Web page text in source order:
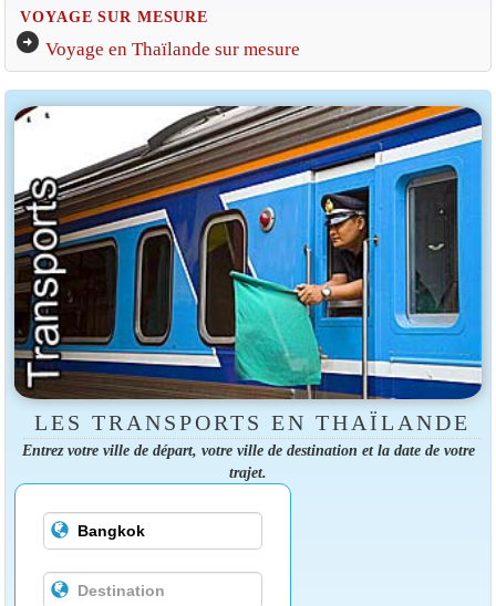
VOYAGE SUR MESURE
arrow_circle_right Voyage en Thaïlande sur mesure
LES TRANSPORTS EN THAÏLANDE
Entrez votre ville de départ, votre ville de destination et la date de votre
trajet.